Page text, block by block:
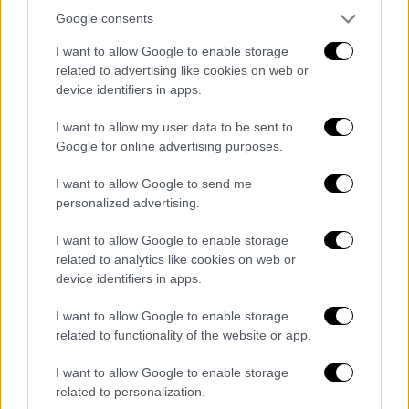
Google consents
I want to allow Google to enable storage
related to advertising like cookies on web or
device identifiers in apps.
I want to allow my user data to be sent to
Google for online advertising purposes.
I want to allow Google to send me
personalized advertising.
I want to allow Google to enable storage
related to analytics like cookies on web or
device identifiers in apps.
I want to allow Google to enable storage
related to functionality of the website or app.
I want to allow Google to enable storage
related to personalization.
σχετίζονται με την περίοδο που εργαζόταν
είτε εργαζόταν μαζί του είτε ήταν
διαγωνιζόμενη. Η αστυνομία
μπορούν για να διερευνήσουν την υπόθεση,
αν καιαφορά γεγονότα που έγιναν πριν από
20 χρόνια». Συνεχίζοντας, ανέφερε: «Ο
παρουσιαστήςδεν έχει συλληφθεί μέχρι
- αλλά αν συλληφθεί και αν του
απαγγελθούν κατηγορίες, θα πρόκειται για
πραγματικό σοκ. Ωστόσο,
Η αστυνομία επιβεβαίωσε την ύπαρξη
της υπόθεσης
Είχε προηγηθεί ηαπόλυση του DJ Scott Mills